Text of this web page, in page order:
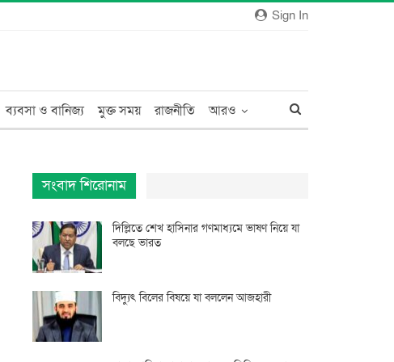
Sign In
ব্যবসা ও বানিজ্য মুক্ত সময় রাজনীতি আরও
সংবাদ শিরোনাম
দিল্লিতে শেখ হাসিনার গণমাধ্যমে ভাষণ নিয়ে যা
বলছে ভারত
বিদ্যুৎ বিলের বিষয়ে যা বললেন আজহারী